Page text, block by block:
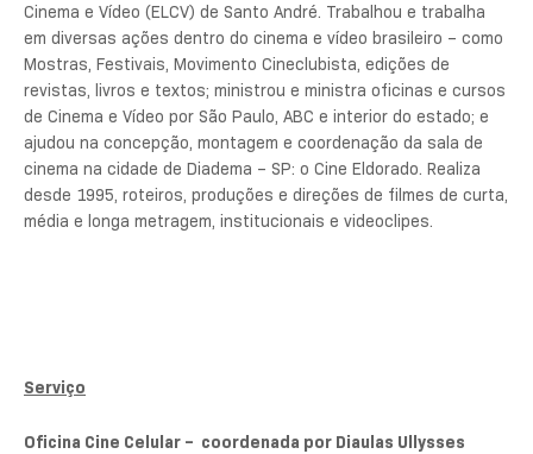
Cinema e Vídeo (ELCV) de Santo André. Trabalhou e trabalha
em diversas ações dentro do cinema e vídeo brasileiro – como
Mostras, Festivais, Movimento Cineclubista, edições de
revistas, livros e textos; ministrou e ministra oficinas e cursos
de Cinema e Vídeo por São Paulo, ABC e interior do estado; e
ajudou na concepção, montagem e coordenação da sala de
cinema na cidade de Diadema – SP: o Cine Eldorado. Realiza
desde 1995, roteiros, produções e direções de filmes de curta,
média e longa metragem, institucionais e videoclipes.
Serviço
Oficina Cine Celular – coordenada por Diaulas Ullysses